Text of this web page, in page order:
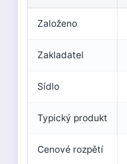
Založeno
Zakladatel
Sídlo
Typický produkt
Cenové rozpětí